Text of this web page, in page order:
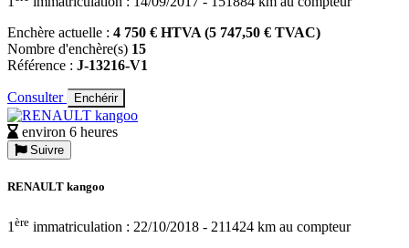
Enchère actuelle : 4 750 € HTVA (5 747,50 € TVAC)
Nombre d'enchère(s) 15
Référence : J-13216-V1
Consulter Enchérir
environ 6 heures
Suivre
RENAULT kangoo
1 ère immatriculation : 22/10/2018 - 211424 km au compteur